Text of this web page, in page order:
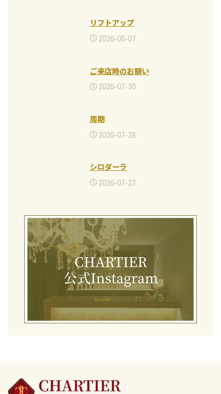
リフトアップ
2026-08-07
ご来店時のお願い
2026-07-30
周期
2026-07-28
シロダーラ
2026-07-23